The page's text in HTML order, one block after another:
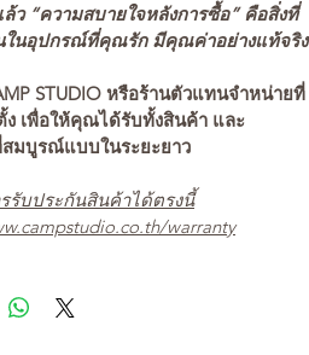
ว “ความสบายใจหลังการซื้อ” คือสิ่งที่
ในอุปกรณ์ที่คุณรัก มีคุณค่าอย่างแท้จริง
STUDIO หรือร้านตัวแทนจำหน่ายที่
ง เพื่อให้คุณได้รับทั้งสินค้า และ
มบูรณ์แบบในระยะยาว
รรับประกันสินค้าได้ตรงนี้
warranty